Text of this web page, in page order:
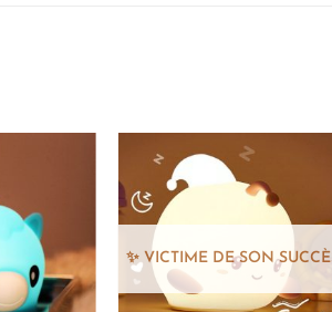
liste de
souhaits
liste de
souhaits